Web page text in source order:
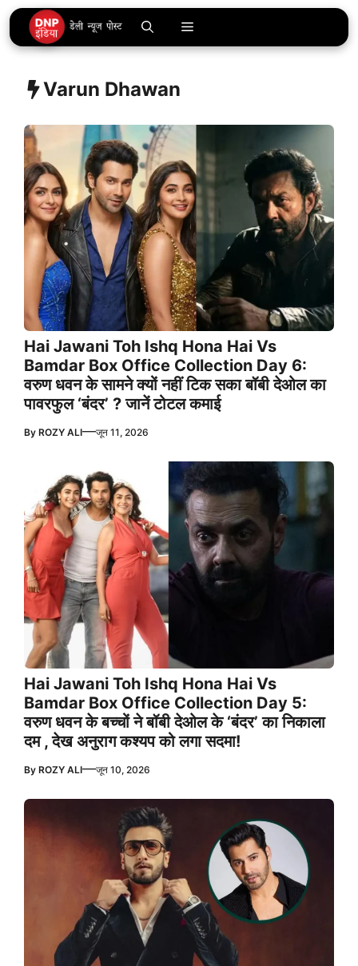
Skip
to
content
Menu
Varun Dhawan
Hai Jawani Toh Ishq Hona Hai Vs
Bamdar Box Office Collection Day 6:
वरुण धवन के सामने क्यों नहीं टिक सका बॉबी देओल का
पावरफुल ‘बंदर’ ? जानें टोटल कमाई
By ROZY ALI—जून 11, 2026
Hai Jawani Toh Ishq Hona Hai Vs
Bamdar Box Office Collection Day 5:
वरुण धवन के बच्चों ने बॉबी देओल के ‘बंदर’ का निकाला
दम , देख अनुराग कश्यप को लगा सदमा!
By ROZY ALI—जून 10, 2026